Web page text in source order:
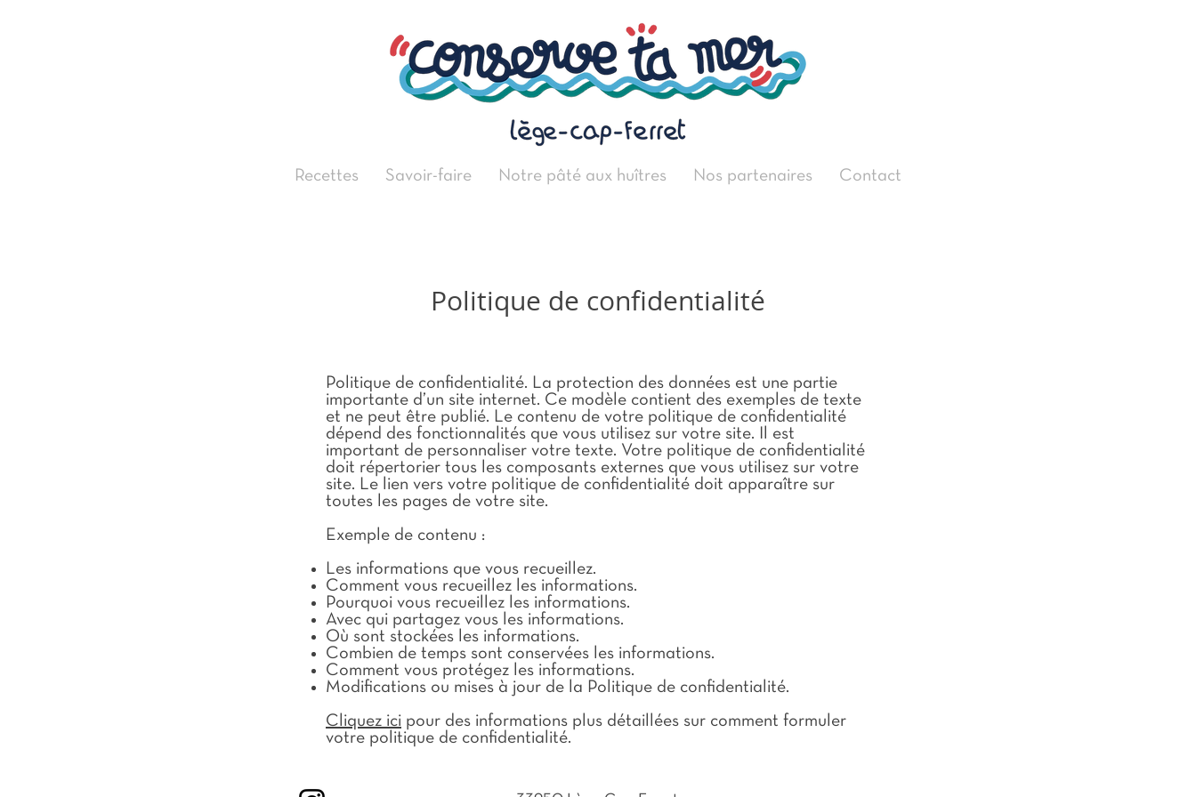
Recettes Savoir-faire Notre pâté aux huîtres Nos partenaires Contact
Politique de confidentialité
Politique de confidentialité. La protection des données est une partie
importante d’un site internet. Ce modèle contient des exemples de texte
et ne peut être publié. Le contenu de votre politique de confidentialité
dépend des fonctionnalités que vous utilisez sur votre site. Il est
important de personnaliser votre texte. Votre politique de confidentialité
doit répertorier tous les composants externes que vous utilisez sur votre
site. Le lien vers votre politique de confidentialité doit apparaître sur
toutes les pages de votre site.
Exemple de contenu :
Les informations que vous recueillez.
Comment vous recueillez les informations.
Pourquoi vous recueillez les informations.
Avec qui partagez vous les informations.
Où sont stockées les informations.
Combien de temps sont conservées les informations.
Comment vous protégez les informations.
Modifications ou mises à jour de la Politique de confidentialité.
Cliquez ici pour des informations plus détaillées sur comment formuler
votre politique de confidentialité.